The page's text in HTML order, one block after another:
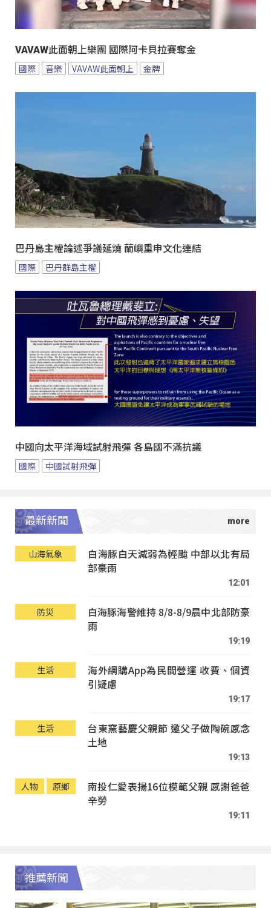
VAVAW此面朝上樂團 國際阿卡貝拉賽奪金
國際 音樂 VAVAW此面朝上 金牌
巴丹島主權論述爭議延燒 蘭嶼重申文化連結
國際 巴丹群島主權
中國向太平洋海域試射飛彈 各島國不滿抗議
國際 中國試射飛彈
最新新聞
山海氣象
白海豚白天減弱為輕颱 中部以北有局
部豪雨
12:01
防災
白海豚海警維持 8/8-8/9晨中北部防豪
雨
19:19
生活
海外網購App為民間營運 收費、個資
引疑慮
19:17
生活
台東窯藝慶父親節 邀父子做陶碗感念
土地
19:13
人物 原鄉
南投仁愛表揚16位模範父親 感謝爸爸
辛勞
19:11
推薦新聞